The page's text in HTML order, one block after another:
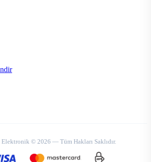
Elektronik © 2026 — Tüm Hakları Saklıdır.